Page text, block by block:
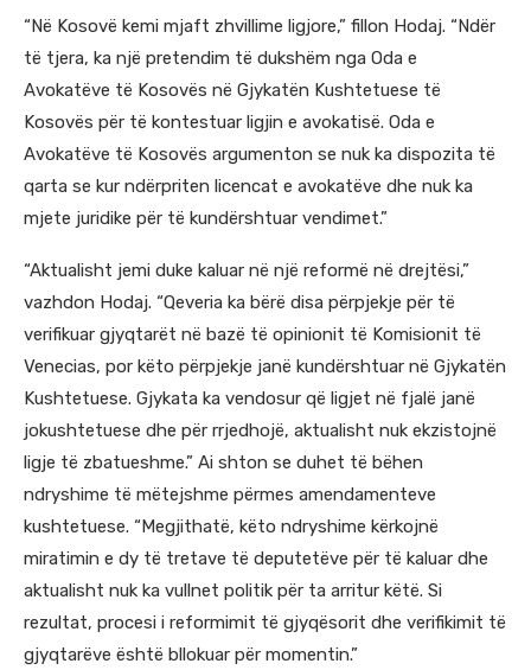
“Në Kosovë kemi mjaft zhvillime ligjore,” fillon Hodaj. “Ndër
të tjera, ka një pretendim të dukshëm nga Oda e
Avokatëve të Kosovës në Gjykatën Kushtetuese të
Kosovës për të kontestuar ligjin e avokatisë. Oda e
Avokatëve të Kosovës argumenton se nuk ka dispozita të
qarta se kur ndërpriten licencat e avokatëve dhe nuk ka
mjete juridike për të kundërshtuar vendimet.”
“Aktualisht jemi duke kaluar në një reformë në drejtësi,”
vazhdon Hodaj. “Qeveria ka bërë disa përpjekje për të
verifikuar gjyqtarët në bazë të opinionit të Komisionit të
Venecias, por këto përpjekje janë kundërshtuar në Gjykatën
Kushtetuese. Gjykata ka vendosur që ligjet në fjalë janë
jokushtetuese dhe për rrjedhojë, aktualisht nuk ekzistojnë
ligje të zbatueshme.” Ai shton se duhet të bëhen
ndryshime të mëtejshme përmes amendamenteve
kushtetuese. “Megjithatë, këto ndryshime kërkojnë
miratimin e dy të tretave të deputetëve për të kaluar dhe
aktualisht nuk ka vullnet politik për ta arritur këtë. Si
rezultat, procesi i reformimit të gjyqësorit dhe verifikimit të
gjyqtarëve është bllokuar për momentin.”